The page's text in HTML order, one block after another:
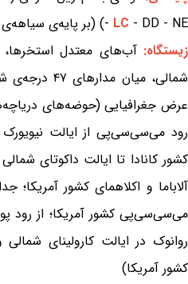
- LC - DD - NE) (بر پایه‌ی سیاهه‌ی سرخ IUCN)
زیستگاه:آب‌های معتدل استخرها،
عرض جغرافیایی (حوضه‌های
رود می‌سی‌سی‌پی از ایالت نیویورک
کشور کانادا تا ایالت داکوتای
آلاباما و اکلاهمای کشور آمریکا؛
می‌سی‌سی‌پی کشور آمریکا؛ از رود
روانوک در ایالت کارولینای
کشور آمریکا)